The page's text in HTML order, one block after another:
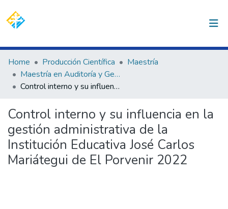
(current)
Communities & Collections
All of DSpace
Home Producción Científica
Maestría
Maestría en Auditoría y Gestión Pública
Control interno y su influencia en la gestión administrativa de la Institución Educativa José Carlos Mariátegui de El Porvenir 2022
Control interno y su influencia en la
gestión administrativa de la
Institución Educativa José Carlos
Mariátegui de El Porvenir 2022